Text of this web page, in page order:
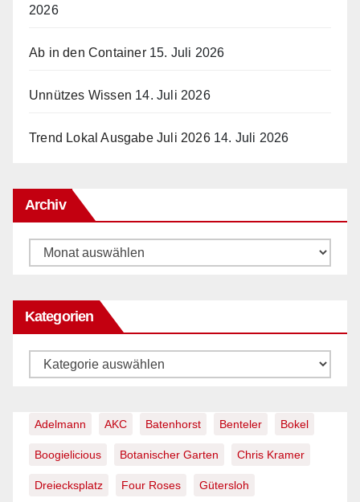
2026
Ab in den Container 15. Juli 2026
Unnützes Wissen 14. Juli 2026
Trend Lokal Ausgabe Juli 2026 14. Juli 2026
Archiv
Archiv
Kategorien
Kategorien
Adelmann AKC Batenhorst Benteler Bokel
Boogielicious Botanischer Garten Chris Kramer
Dreiecksplatz Four Roses Gütersloh